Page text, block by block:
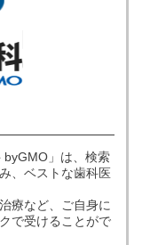
byGMO」は、検索
、ベストな歯科医
療など、ご自身に
で受けることがで